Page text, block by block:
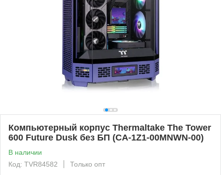
Компьютерный корпус Thermaltake The Tower
600 Future Dusk без БП (CA-1Z1-00MNWN-00)
В наличии
Код: TVR84582
Только опт